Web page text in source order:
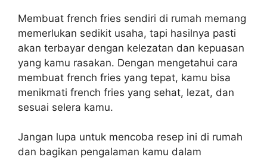
Membuat french fries sendiri di rumah memang
memerlukan sedikit usaha, tapi hasilnya pasti
akan terbayar dengan kelezatan dan kepuasan
yang kamu rasakan. Dengan mengetahui cara
membuat french fries yang tepat, kamu bisa
menikmati french fries yang sehat, lezat, dan
sesuai selera kamu.
Jangan lupa untuk mencoba resep ini di rumah
dan bagikan pengalaman kamu dalam